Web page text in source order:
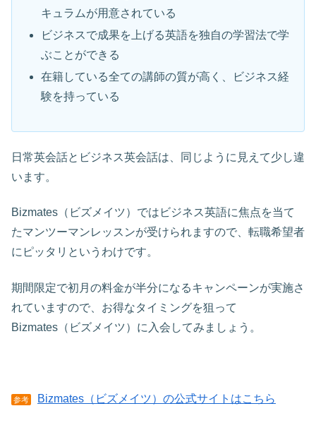
キュラムが用意されている
ビジネスで成果を上げる英語を独自の学習法で学
ぶことができる
在籍している全ての講師の質が高く、ビジネス経
験を持っている
日常英会話とビジネス英会話は、同じように見えて少し違
います。
Bizmates（ビズメイツ）ではビジネス英語に焦点を当て
たマンツーマンレッスンが受けられますので、転職希望者
にピッタリというわけです。
期間限定で初月の料金が半分になるキャンペーンが実施さ
れていますので、お得なタイミングを狙って
Bizmates（ビズメイツ）に入会してみましょう。
参考 Bizmates（ビズメイツ）の公式サイトはこちら